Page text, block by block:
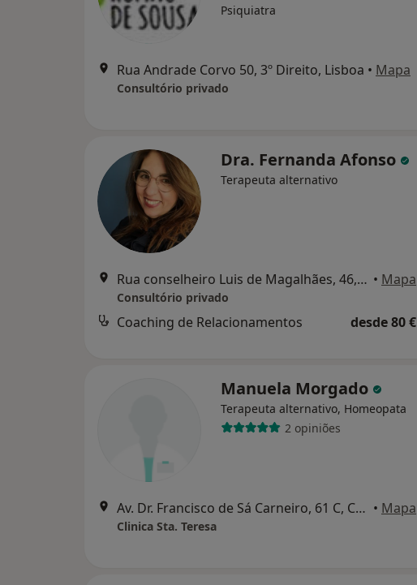
Psiquiatra
Rua Andrade Corvo 50, 3º Direito, Lisboa • Mapa
Consultório privado
Dra. Fernanda Afonso
Terapeuta alternativo
Rua conselheiro Luis de Magalhães, 46, 1º, sala B3, Aveiro, Aveiro • Mapa
Consultório privado
Coaching de Relacionamentos desde 80 €
Manuela Morgado
Terapeuta alternativo, Homeopata
2 opiniões
Av. Dr. Francisco de Sá Carneiro, 61 C, Carcavelos • Mapa
Clinica Sta. Teresa